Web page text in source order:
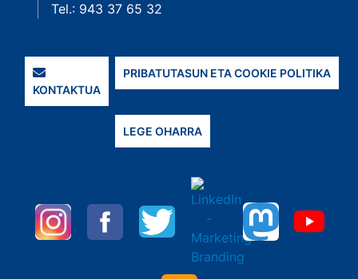
Tel.: 943 37 65 32
KONTAKTUA
PRIBATUTASUN ETA COOKIE POLITIKA
LEGE OHARRA